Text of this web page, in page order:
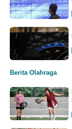
Berita Olahraga